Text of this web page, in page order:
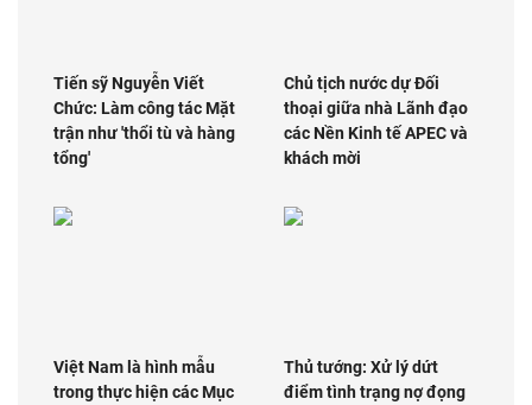
Tiến sỹ Nguyễn Viết
Chức: Làm công tác Mặt
trận như 'thổi tù và hàng
tổng'
Chủ tịch nước dự Đối
thoại giữa nhà Lãnh đạo
các Nền Kinh tế APEC và
khách mời
Việt Nam là hình mẫu
trong thực hiện các Mục
Thủ tướng: Xử lý dứt
điểm tình trạng nợ đọng